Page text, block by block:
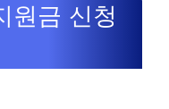
원금 신청